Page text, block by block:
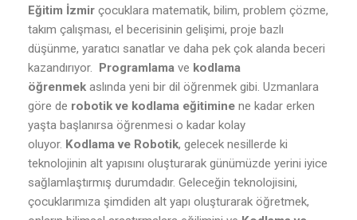
Eğitim İzmir çocuklara matematik, bilim, problem çözme,
takım çalışması, el becerisinin gelişimi, proje bazlı
düşünme, yaratıcı sanatlar ve daha pek çok alanda beceri
kazandırıyor.
Programlama ve kodlama
öğrenmek aslında yeni bir dil öğrenmek gibi. Uzmanlara
göre de robotik ve kodlama eğitimine ne kadar erken
yaşta başlanırsa öğrenmesi o kadar kolay
oluyor. Kodlama ve Robotik, gelecek nesillerde ki
teknolojinin alt yapısını oluşturarak günümüzde yerini iyice
sağlamlaştırmış durumdadır. Geleceğin teknolojisini,
çocuklarımıza şimdiden alt yapı oluşturarak öğretmek,